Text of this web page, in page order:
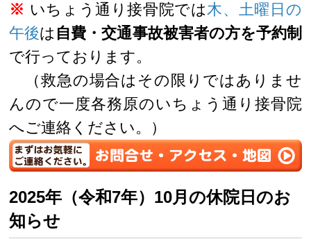
※ いちょう通り接骨院では木、土曜日の
午後は 自費・交通事故被害者の方を予約制
で行っております。
（救急の場合はその限りではありませ
んので一度各務原のいちょう通り接骨院
へご連絡ください。）
2025年（令和7年）10月の休院日のお
知らせ